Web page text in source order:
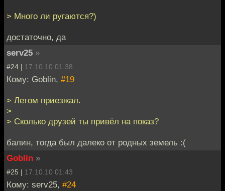
> Много ли ругаются?)
достаточно, да
serv25 »
#24 | 17.10.10 01:38
Кому: Goblin, #19
> Летом приезжал.
>
> Сколько друзей ты привёл на показ?
балин, тогда был далеко от родных земель :(
Goblin »
#25 | 17.10.10 01:43
Кому: serv25, #24